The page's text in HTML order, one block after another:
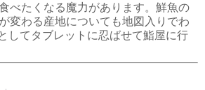
べたくなる魔力があります。鮮魚の
変わる産地についても地図入りでわ
してタブレットに忍ばせて鮨屋に行